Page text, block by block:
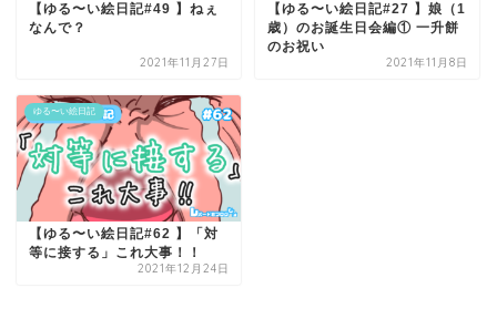
【ゆる〜い絵日記#49 】ねぇ
なんで？
2021年11月27日
【ゆる〜い絵日記#27 】娘（1
歳）のお誕生日会編① 一升餅
のお祝い
2021年11月8日
ゆる〜い絵日記
【ゆる〜い絵日記#62 】「対
等に接する」これ大事！！
2021年12月24日